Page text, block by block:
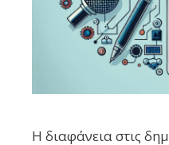
Η διαφάνεια στις